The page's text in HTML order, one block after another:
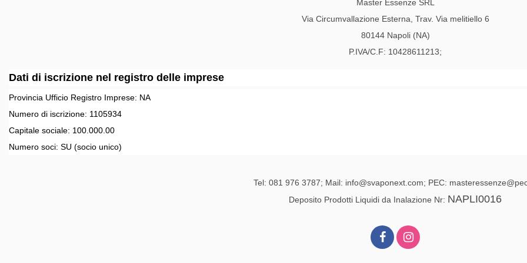
Master Essenze SRL
Via Circumvallazione Esterna, Trav. Via melitiello 6
80144 Napoli (NA)
P.IVA/C.F: 10428611213;
Dati di iscrizione nel registro delle imprese
Provincia Ufficio Registro Imprese: NA
Numero di iscrizione: 1105934
Capitale sociale: 100.000.00
Numero soci: SU (socio unico)
Tel: 081 976 3787; Mail: info@svaponext.com; PEC:
Deposito Prodotti Liquidi da Inalazione Nr: NAPLI0016